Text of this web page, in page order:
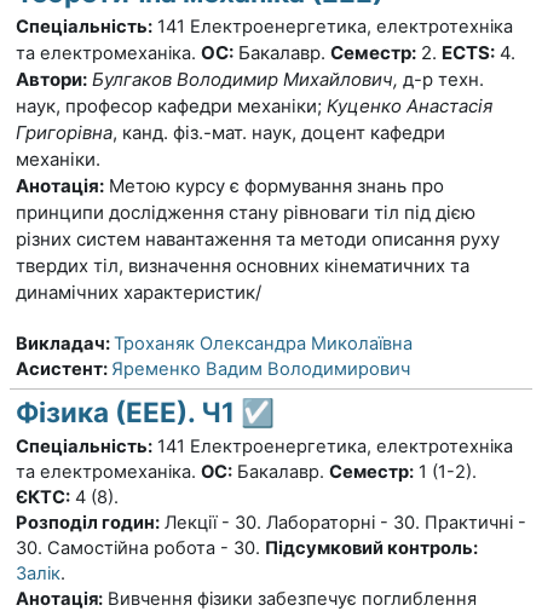
Спеціальність: 141 Електроенергетика, електротехніка
та електромеханіка. ОС: Бакалавр. Семестр: 2. ECTS: 4.
Автори: Булгаков Володимир Михайлович, д-р техн.
наук, професор кафедри механіки; Куценко Анастасія
Григорівна, канд. фіз.-мат. наук, доцент кафедри
механіки.
Анотація: Метою курсу є формування знань про
принципи дослідження стану рівноваги тіл під дією
різних систем навантаження та методи описання руху
твердих тіл, визначення основних кінематичних та
динамічних характеристик/
Викладач:Троханяк Олександра Миколаївна
Асистент: Яременко Вадим Володимирович
Фізика (ЕЕЕ). Ч1 ☑️
Спеціальність: 141 Електроенергетика, електротехніка
та електромеханіка. ОС: Бакалавр. Семестр: 1 (1-2).
ЄКТС: 4 (8).
Розподіл годин: Лекції - 30. Лабораторні - 30. Практичні -
30. Самостійна робота - 30. Підсумковий контроль:
Залік.
Анотація: Вивчення фізики забезпечує поглиблення